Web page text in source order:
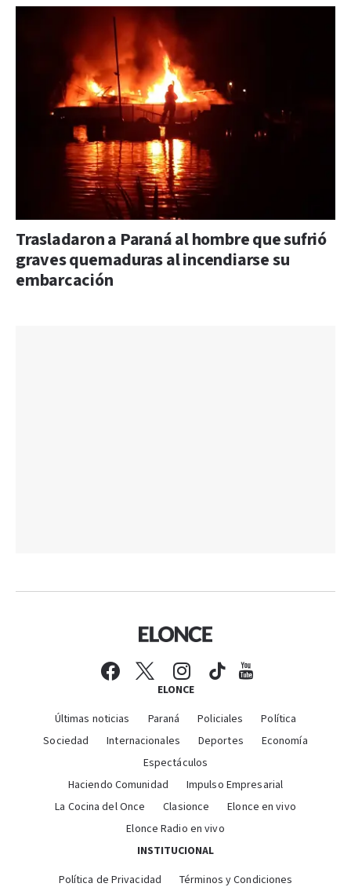
Trasladaron a Paraná al hombre que sufrió
graves quemaduras al incendiarse su
embarcación
ELONCE
Últimas noticias Paraná Policiales
Política
Sociedad
Internacionales Deportes
Economía
Espectáculos
Haciendo Comunidad
Impulso Empresarial
La Cocina del Once
Clasionce
Elonce en vivo
Elonce Radio en vivo
INSTITUCIONAL
Política de Privacidad Términos y Condiciones